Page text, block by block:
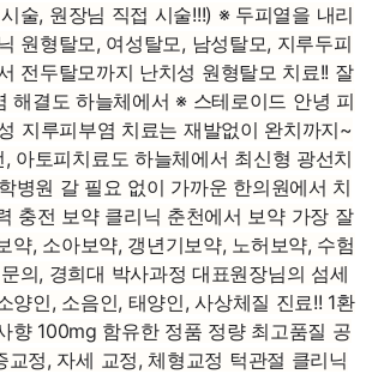
술, 원장님 직접 시술!!!) ※ 두피열을 내리
원형탈모, 여성탈모, 남성탈모, 지루두피
전두탈모까지 난치성 원형탈모 치료!! 잘
해결도 하늘체에서 ※ 스테로이드 안녕 피
지루피부염 치료는 재발없이 완치까지~
아토피치료도 하늘체에서 최신형 광선치
병원 갈 필요 없이 가까운 한의원에서 치
충전 보약 클리닉 춘천에서 보약 가장 잘
약, 소아보약, 갱년기보약, 노허보약, 수험
의, 경희대 박사과정 대표원장님의 섬세
양인, 소음인, 태양인, 사상체질 진료!! 1환
향 100mg 함유한 정품 정량 최고품질 공
교정, 자세 교정, 체형교정 턱관절 클리닉